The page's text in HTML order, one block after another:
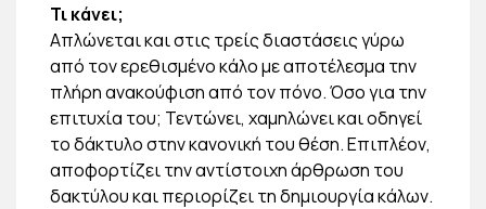
Τι κάνει;
Απλώνεται και στις τρείς διαστάσεις γύρω
από τον ερεθισμένο κάλο με αποτέλεσμα την
πλήρη ανακούφιση από τον πόνο. Όσο για την
επιτυχία του; Τεντώνει, χαμηλώνει και οδηγεί
το δάκτυλο στην κανονική του θέση. Επιπλέον,
αποφορτίζει την αντίστοιχη άρθρωση του
δακτύλου και περιορίζει τη δημιουργία κάλων.